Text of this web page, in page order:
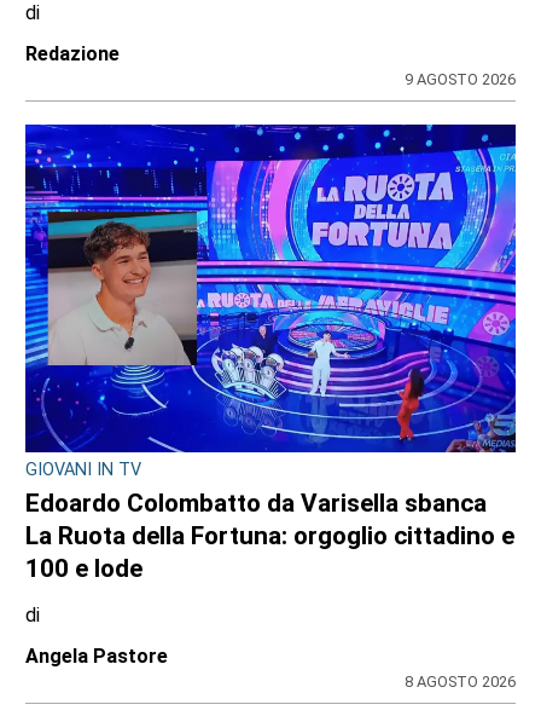
di
Redazione
9 AGOSTO 2026
GIOVANI IN TV
Edoardo Colombatto da Varisella sbanca
La Ruota della Fortuna: orgoglio cittadino e
100 e lode
di
Angela Pastore
8 AGOSTO 2026